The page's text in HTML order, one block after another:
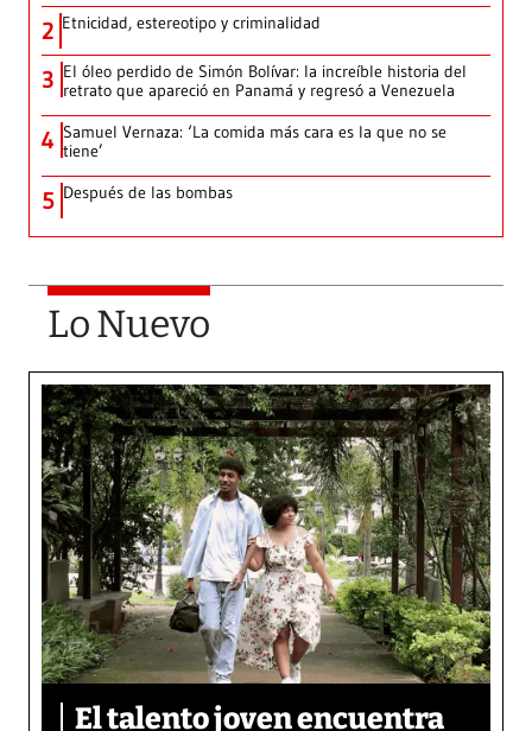
2 Etnicidad, estereotipo y criminalidad
3 El óleo perdido de Simón Bolívar: la increíble historia del
retrato que apareció en Panamá y regresó a Venezuela
4 Samuel Vernaza: ‘La comida más cara es la que no se
tiene’
5 Después de las bombas
Lo Nuevo
El talento joven encuentra